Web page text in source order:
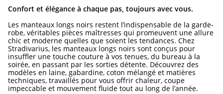
Confort et élégance à chaque pas, toujours avec vous.
Les manteaux longs noirs restent l’indispensable de la garde-
robe, véritables pièces maîtresses qui promeuvent une allure
chic et moderne quelles que soient les tendances. Chez
Stradivarius, les manteaux longs noirs sont conçus pour
insuffler une touche couture à vos tenues, du bureau à la
soirée, en passant par les sorties détente. Découvrez des
modèles en laine, gabardine, coton mélangé et matières
techniques, travaillés pour vous offrir chaleur, coupe
impeccable et mouvement fluide tout au long de l’année.